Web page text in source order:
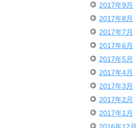
2017年9月
2017年8月
2017年7月
2017年6月
2017年5月
2017年4月
2017年3月
2017年2月
2017年1月